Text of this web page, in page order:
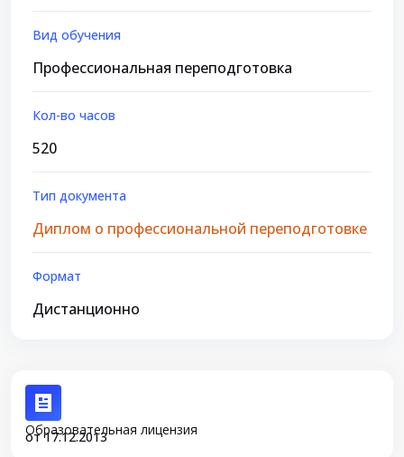
Вид обучения
Профессиональная переподготовка
Кол-во часов
520
Тип документа
Диплом о профессиональной переподготовке
Формат
Дистанционно
Образовательная лицензия
от 17.12.2013